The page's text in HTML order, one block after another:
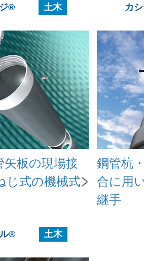
® 土木
矢板の現場接
じ式の機械式
カ
鋼管杭
合に用
継手
® 土木